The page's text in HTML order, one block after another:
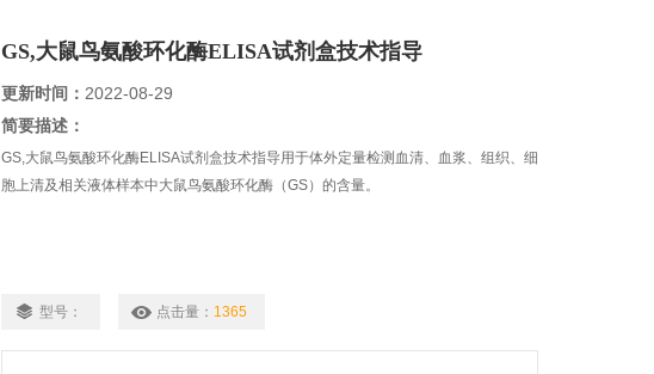
GS,大鼠鸟氨酸环化酶ELISA试剂盒技术指导
更新时间： 2022-08-29
简要描述：
GS,大鼠鸟氨酸环化酶ELISA试剂盒技术指导用于体外定量检测血清、血浆、组织、细
胞上清及相关液体样本中大鼠鸟氨酸环化酶（GS）的含量。
型号： 点击量： 1365